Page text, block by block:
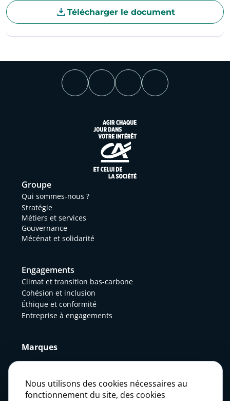
Télécharger le document
Groupe
Qui sommes-nous ?
Stratégie
Métiers et services
Gouvernance
Mécénat et solidarité
Engagements
Climat et transition bas-carbone
Cohésion et inclusion
Éthique et conformité
Entreprise à engagements
Marques
Actualités
Nous utilisons des cookies nécessaires au
fonctionnement du site, des cookies